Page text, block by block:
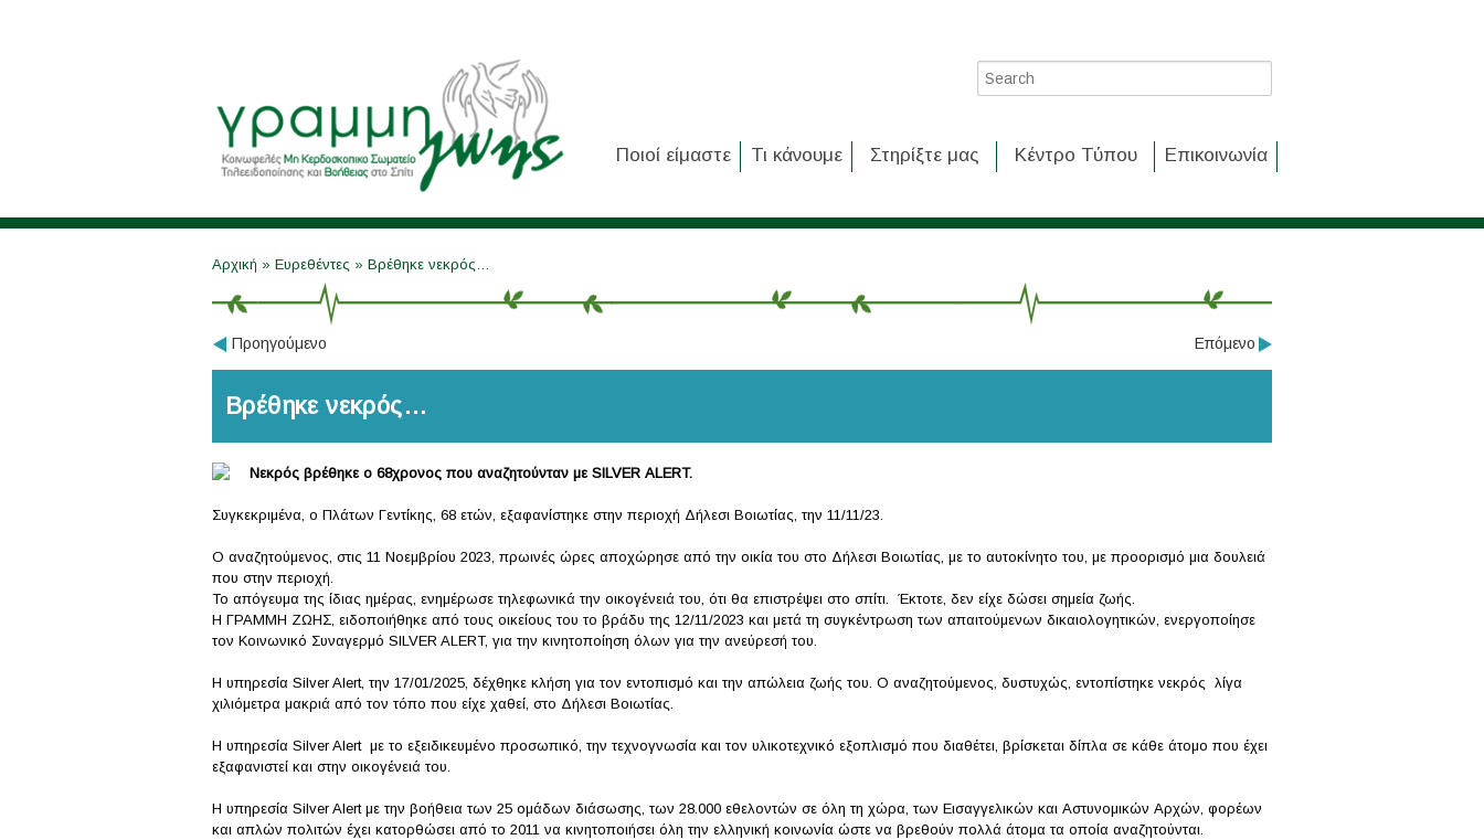
Ποιοί είμαστε Τι κάνουμε Στηρίξτε μας Κέντρο Τύπου Επικοινωνία
Αρχική » Ευρεθέντες » Βρέθηκε νεκρός…
Προηγούμενο Επόμενο
Βρέθηκε νεκρός…
Νεκρός βρέθηκε ο 68χρονος που αναζητούνταν με SILVER ALERT.
Συγκεκριμένα, ο Πλάτων Γεντίκης, 68 ετών, εξαφανίστηκε στην περιοχή Δήλεσι Βοιωτίας, την 11/11/23.
Ο αναζητούμενος, στις 11 Νοεμβρίου 2023, πρωινές ώρες αποχώρησε από την οικία του στο Δήλεσι Βοιωτίας, με το αυτοκίνητο του, με προορισμό μια δουλειά
που στην περιοχή.
Το απόγευμα της ίδιας ημέρας, ενημέρωσε τηλεφωνικά την οικογένειά του, ότι θα επιστρέψει στο σπίτι. Έκτοτε, δεν είχε δώσει σημεία ζωής.
Η ΓΡΑΜΜΗ ΖΩΗΣ, ειδοποιήθηκε από τους οικείους του το βράδυ της 12/11/2023 και μετά τη συγκέντρωση των απαιτούμενων δικαιολογητικών, ενεργοποίησε
τον Κοινωνικό Συναγερμό SILVER ALERT, για την κινητοποίηση όλων για την ανεύρεσή του.
Η υπηρεσία Silver Alert, την 17/01/2025, δέχθηκε κλήση για τον εντοπισμό και την απώλεια ζωής του. Ο αναζητούμενος, δυστυχώς, εντοπίστηκε νεκρός λίγα
χιλιόμετρα μακριά από τον τόπο που είχε χαθεί, στο Δήλεσι Βοιωτίας.
Η υπηρεσία Silver Alert με το εξειδικευμένο προσωπικό, την τεχνογνωσία και τον υλικοτεχνικό εξοπλισμό που διαθέτει, βρίσκεται δίπλα σε κάθε άτομο που έχει
εξαφανιστεί και στην οικογένειά του.
Η υπηρεσία Silver Alert με την βοήθεια των 25 ομάδων διάσωσης, των 28.000 εθελοντών σε όλη τη χώρα, των Εισαγγελικών και Αστυνομικών Αρχών, φορέων
και απλών πολιτών έχει κατορθώσει από το 2011 να κινητοποιήσει όλη την ελληνική κοινωνία ώστε να βρεθούν πολλά άτομα τα οποία αναζητούνται.